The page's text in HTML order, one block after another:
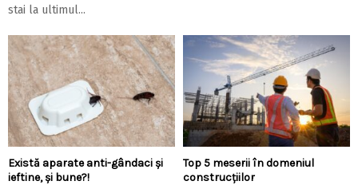
stai la ultimul...
Există aparate anti-gândaci și
ieftine, și bune?!
Top 5 meserii în domeniul
construcțiilor